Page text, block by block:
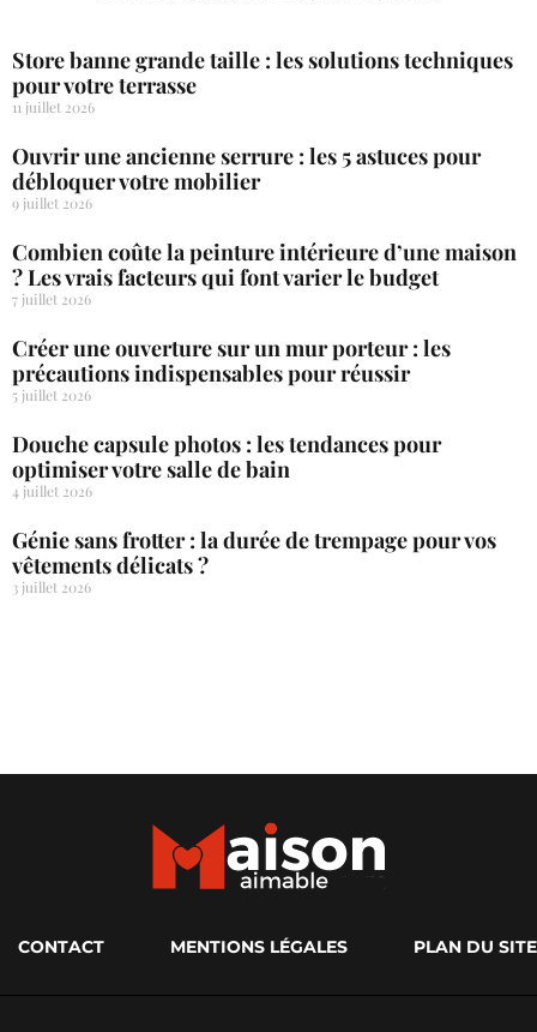
Store banne grande taille : les solutions techniques
pour votre terrasse
11 juillet 2026
Ouvrir une ancienne serrure : les 5 astuces pour
débloquer votre mobilier
9 juillet 2026
Combien coûte la peinture intérieure d’une maison
? Les vrais facteurs qui font varier le budget
7 juillet 2026
Créer une ouverture sur un mur porteur : les
précautions indispensables pour réussir
5 juillet 2026
Douche capsule photos : les tendances pour
optimiser votre salle de bain
4 juillet 2026
Génie sans frotter : la durée de trempage pour vos
vêtements délicats ?
3 juillet 2026
CONTACT MENTIONS LÉGALES PLAN DU SITE